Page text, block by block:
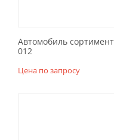
Автомобиль
012
Цена по запросу